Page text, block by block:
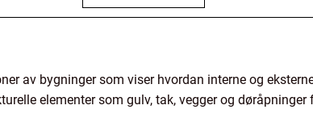
av bygninger som viser hvordan interne og
elementer som gulv, tak, vegger og